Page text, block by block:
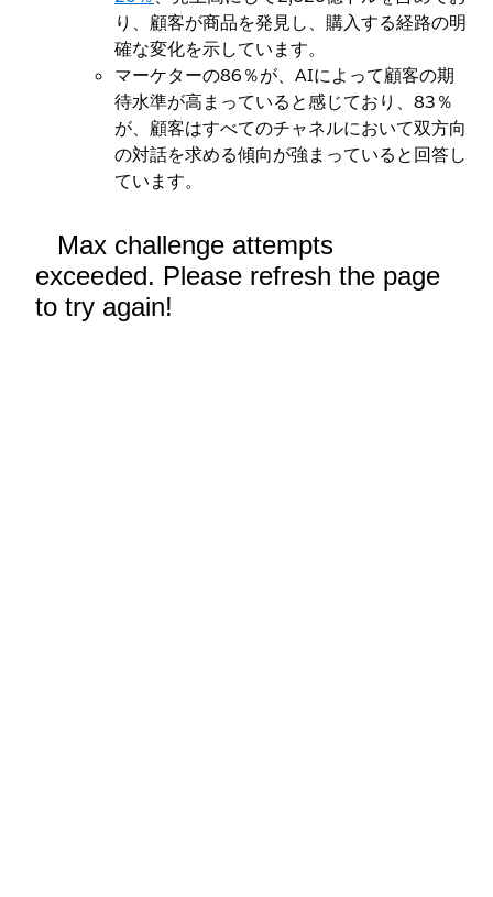
り、顧客が商品を発見し、購入する経路の明
確な変化を示しています。
マーケターの86％が、AIによって顧客の期
待水準が高まっていると感じており、83％
が、顧客はすべてのチャネルにおいて双方向
の対話を求める傾向が強まっていると回答し
ています。